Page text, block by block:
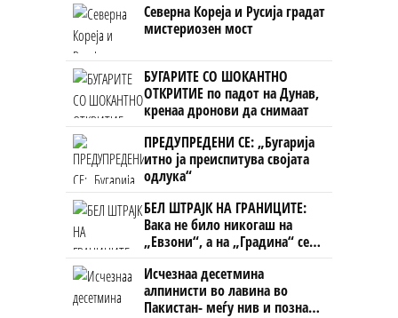
Северна Кореја и Русија градат
мистериозен мост
БУГАРИТЕ СО ШОКАНТНО
ОТКРИТИЕ по падот на Дунав,
кренаа дронови да снимаат
ПРЕДУПРЕДЕНИ СЕ: „Бугарија
итно ја преиспитува својата
одлука“
БЕЛ ШТРАЈК НА ГРАНИЦИТЕ:
Вака не било никогаш на
„Евзони“, а на „Градина“ се
чека и пет часа
Исчезнаа десетмина
алпинисти во лавина во
Пакистан- меѓу нив и познат